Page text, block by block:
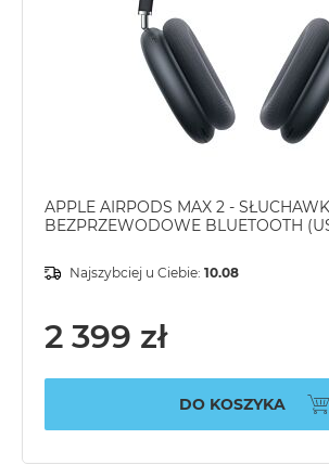
APPLE AIRPODS MAX 2 -
BEZPRZEWODOWE BLUETOOTH
Najszybciej u Ciebie: 10.08
2 399 zł
DO KOSZYKA